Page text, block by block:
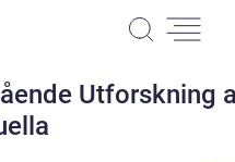
Utforskning